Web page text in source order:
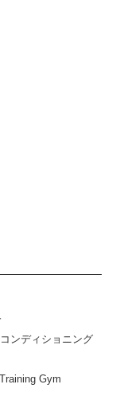
ンディショニング
Gym